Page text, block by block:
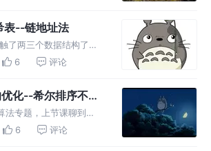
该如何移动，以及三向切
速排序。
表--链地址法
了两三个数据结构了：
有发现，前边的几个数
性能，我们又要学习另一
表
6 评论
优化--希尔排序不简
法专题，上节课聊到
简单的基础上，我们可
6 评论